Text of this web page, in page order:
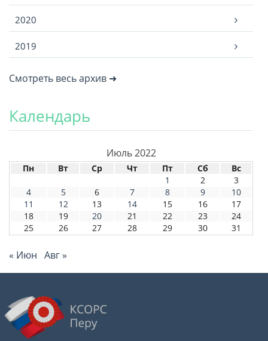
2020
2019
Смотреть весь архив ➜
Календарь
Июль 2022
Пн Вт Ср Чт Пт Сб
Вс
1
2
3
4
5 6 7 8 9
10
11
12 13 14 15 16
17
18
19 20 21 22 23
24
25
26 27 28 29 30 31
« Июн Авг »